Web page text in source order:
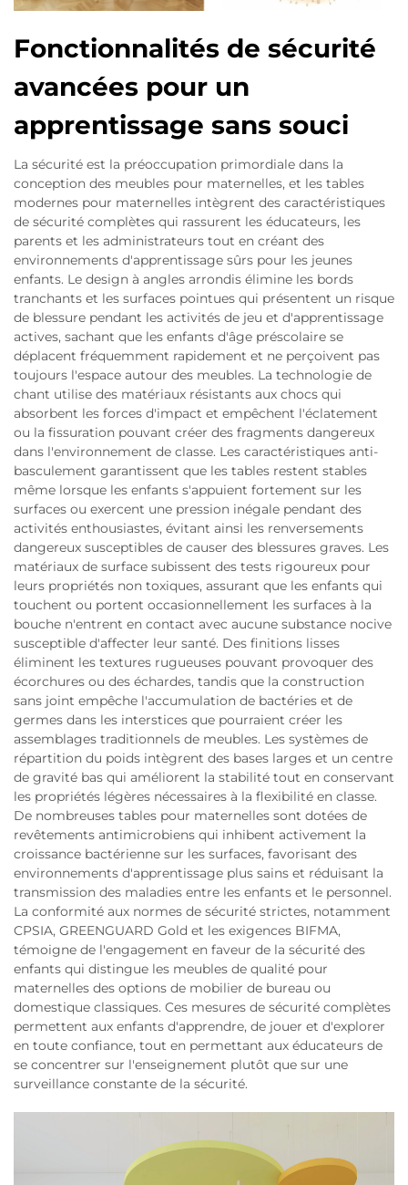
Fonctionnalités de sécurité
avancées pour un
apprentissage sans souci
La sécurité est la préoccupation primordiale dans la
conception des meubles pour maternelles, et les tables
modernes pour maternelles intègrent des caractéristiques
de sécurité complètes qui rassurent les éducateurs, les
parents et les administrateurs tout en créant des
environnements d'apprentissage sûrs pour les jeunes
enfants. Le design à angles arrondis élimine les bords
tranchants et les surfaces pointues qui présentent un risque
de blessure pendant les activités de jeu et d'apprentissage
actives, sachant que les enfants d'âge préscolaire se
déplacent fréquemment rapidement et ne perçoivent pas
toujours l'espace autour des meubles. La technologie de
chant utilise des matériaux résistants aux chocs qui
absorbent les forces d'impact et empêchent l'éclatement
ou la fissuration pouvant créer des fragments dangereux
dans l'environnement de classe. Les caractéristiques anti-
basculement garantissent que les tables restent stables
même lorsque les enfants s'appuient fortement sur les
surfaces ou exercent une pression inégale pendant des
activités enthousiastes, évitant ainsi les renversements
dangereux susceptibles de causer des blessures graves. Les
matériaux de surface subissent des tests rigoureux pour
leurs propriétés non toxiques, assurant que les enfants qui
touchent ou portent occasionnellement les surfaces à la
bouche n'entrent en contact avec aucune substance nocive
susceptible d'affecter leur santé. Des finitions lisses
éliminent les textures rugueuses pouvant provoquer des
écorchures ou des échardes, tandis que la construction
sans joint empêche l'accumulation de bactéries et de
germes dans les interstices que pourraient créer les
assemblages traditionnels de meubles. Les systèmes de
répartition du poids intègrent des bases larges et un centre
de gravité bas qui améliorent la stabilité tout en conservant
les propriétés légères nécessaires à la flexibilité en classe.
De nombreuses tables pour maternelles sont dotées de
revêtements antimicrobiens qui inhibent activement la
croissance bactérienne sur les surfaces, favorisant des
environnements d'apprentissage plus sains et réduisant la
transmission des maladies entre les enfants et le personnel.
La conformité aux normes de sécurité strictes, notamment
CPSIA, GREENGUARD Gold et les exigences BIFMA,
témoigne de l'engagement en faveur de la sécurité des
enfants qui distingue les meubles de qualité pour
maternelles des options de mobilier de bureau ou
domestique classiques. Ces mesures de sécurité complètes
permettent aux enfants d'apprendre, de jouer et d'explorer
en toute confiance, tout en permettant aux éducateurs de
se concentrer sur l'enseignement plutôt que sur une
surveillance constante de la sécurité.